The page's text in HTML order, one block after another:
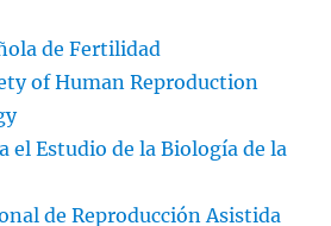
de Fertilidad
of Human Reproduction
el Estudio de la Biología de la
de Reproducción Asistida